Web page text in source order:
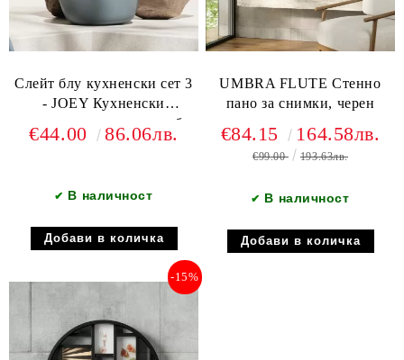
Слейт блу кухненски сет 3
- JOEY Кухненски
диспенсър с място за гъба
+ UDRY Сгъваем
€44.00 86.06лв.
✔ В наличност
UMBRA FLUTE Стенно
пано за снимки, черен
€84.15 164.58лв.
€99.00 193.63лв.
✔ В наличност
-15%